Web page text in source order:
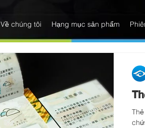
Về chúng tôi Hạng mục sản phẩm
Thẻ Lột